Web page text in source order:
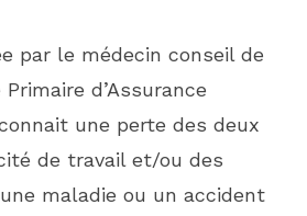
par le médecin conseil de
d’Assurance
une perte des deux
de travail et/ou des
maladie ou un accident